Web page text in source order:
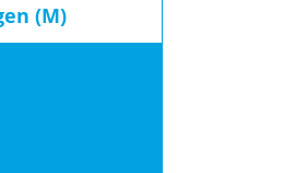
(M)